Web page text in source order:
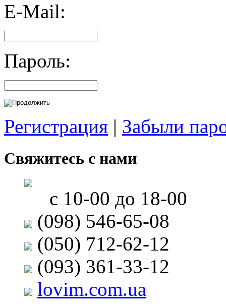
E-Mail:
Пароль:
Регистрация | Забыли
Свяжитесь с нами
с 10-00 до 18-00
(098) 546-65-08
(050) 712-62-12
(093) 361-33-12
lovim.com.ua